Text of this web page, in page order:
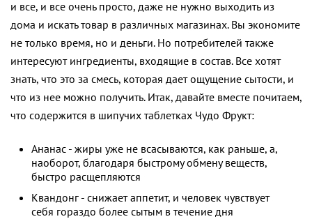
и все, и все очень просто, даже не нужно выходить из
дома и искать товар в различных магазинах. Вы экономите
не только время, но и деньги. Но потребителей также
интересуют ингредиенты, входящие в состав. Все хотят
знать, что это за смесь, которая дает ощущение сытости, и
что из нее можно получить. Итак, давайте вместе почитаем,
что содержится в шипучих таблетках Чудо Фрукт:
Ананас - жиры уже не всасываются, как раньше, а,
наоборот, благодаря быстрому обмену веществ,
быстро расщепляются
Квандонг - снижает аппетит, и человек чувствует
себя гораздо более сытым в течение дня